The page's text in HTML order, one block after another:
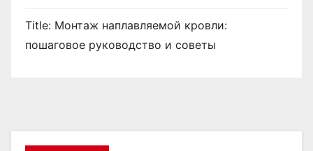
Title: Монтаж наплавляемой кровли:
пошаговое руководство и советы